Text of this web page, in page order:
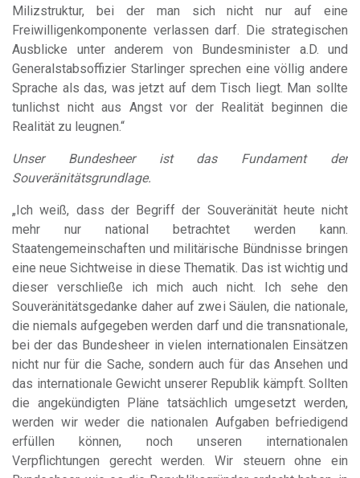
Milizstruktur, bei der man sich nicht nur auf eine
Freiwilligenkomponente verlassen darf. Die strategischen
Ausblicke unter anderem von Bundesminister a.D. und
Generalstabsoffizier Starlinger sprechen eine völlig andere
Sprache als das, was jetzt auf dem Tisch liegt. Man sollte
tunlichst nicht aus Angst vor der Realität beginnen die
Realität zu leugnen.“
Unser Bundesheer ist das Fundament der
Souveränitätsgrundlage.
„Ich weiß, dass der Begriff der Souveränität heute nicht
mehr nur national betrachtet werden kann.
Staatengemeinschaften und militärische Bündnisse bringen
eine neue Sichtweise in diese Thematik. Das ist wichtig und
dieser verschließe ich mich auch nicht. Ich sehe den
Souveränitätsgedanke daher auf zwei Säulen, die nationale,
die niemals aufgegeben werden darf und die transnationale,
bei der das Bundesheer in vielen internationalen Einsätzen
nicht nur für die Sache, sondern auch für das Ansehen und
das internationale Gewicht unserer Republik kämpft. Sollten
die angekündigten Pläne tatsächlich umgesetzt werden,
werden wir weder die nationalen Aufgaben befriedigend
erfüllen können, noch unseren internationalen
Verpflichtungen gerecht werden. Wir steuern ohne ein